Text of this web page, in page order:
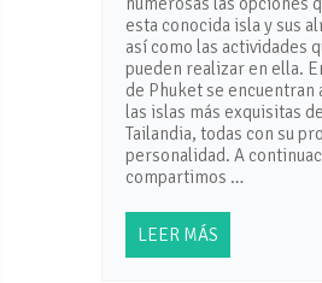
esta conocida isla y sus
así como las actividades
pueden realizar en ella.
de Phuket se encuentran
las islas más exquisitas
Tailandia, todas con su
personalidad. A
compartimos …
LEER MÁS